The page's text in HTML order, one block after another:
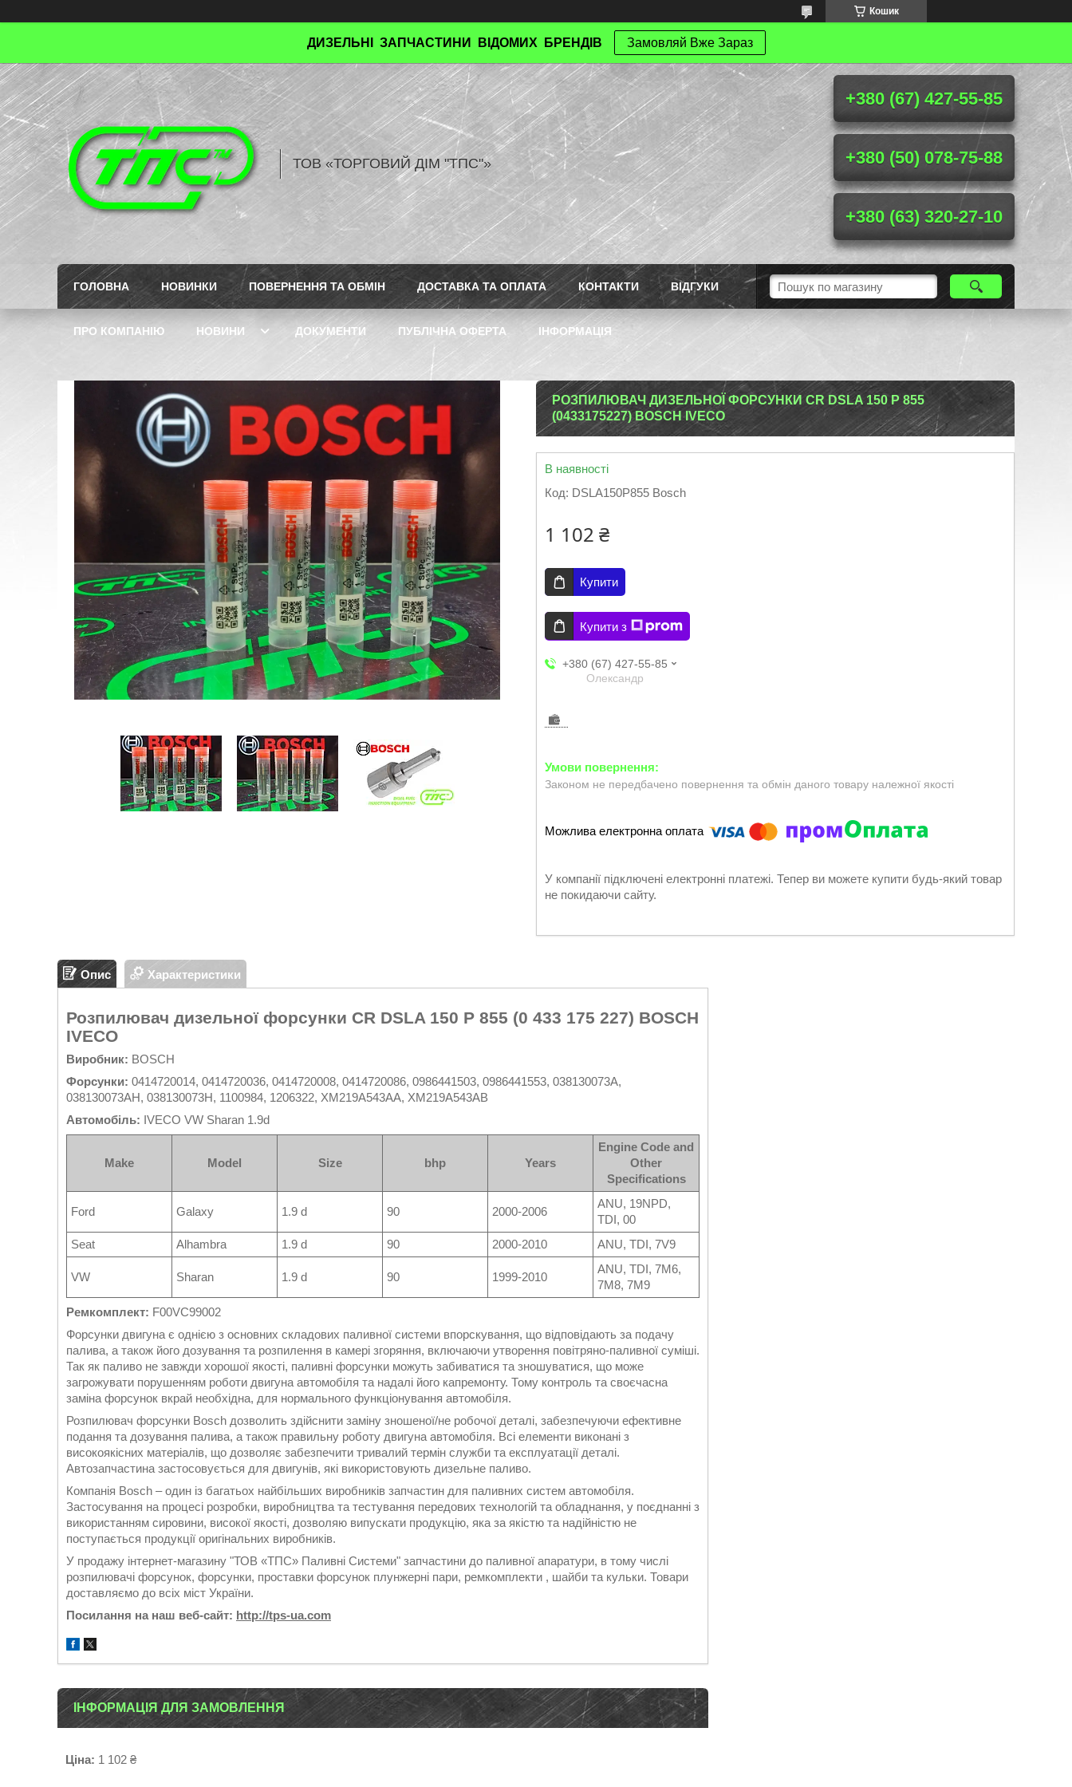
Кошик
ДИЗЕЛЬНІ ЗАПЧАСТИНИ ВІДОМИХ БРЕНДІВ Замовляй Вже Зараз
ТОВ «ТОРГОВИЙ ДІМ "ТПС"»
+380 (67) 427-55-85
+380 (50) 078-75-88
+380 (63) 320-27-10
ГОЛОВНА НОВИНКИ ПОВЕРНЕННЯ ТА ОБМІН ДОСТАВКА ТА ОПЛАТА КОНТАКТИ ВІДГУКИ
ПРО КОМПАНІЮ НОВИНИ ДОКУМЕНТИ ПУБЛІЧНА ОФЕРТА ІНФОРМАЦІЯ
РОЗПИЛЮВАЧ ДИЗЕЛЬНОЇ ФОРСУНКИ CR DSLA 150 P 855
(0433175227) BOSCH IVECO
В наявності
Код: DSLA150P855 Bosch
1 102 ₴
Купити
Купити з
+380 (67) 427-55-85
Олександр
Законом не передбачено повернення та обмін даного товару належної якості
У компанії підключені електронні платежі. Тепер ви можете купити будь-який товар
не покидаючи сайту.
Опис Характеристики
Розпилювач дизельної форсунки CR DSLA 150 P 855 (0 433 175 227) BOSCH
IVECO
Виробник: BOSCH
Форсунки: 0414720014, 0414720036, 0414720008, 0414720086, 0986441503, 0986441553, 038130073A,
038130073AH, 038130073H, 1100984, 1206322, XM219A543AA, XM219A543AB
Автомобіль: IVECO VW Sharan 1.9d
Make Model Size bhp Years
Engine Code and
Other
Specifications
Ford Galaxy 1.9 d 90 2000-2006
ANU, 19NPD,
TDI, 00
Seat
Alhambra 1.9 d 90 2000-2010 ANU, TDI, 7V9
VW Sharan 1.9 d 90 1999-2010
ANU, TDI, 7M6,
7M8, 7M9
Ремкомплект: F00VC99002
Форсунки двигуна є однією з основних складових паливної системи впорскування, що відповідають за подачу
палива, а також його дозування та розпилення в камері згоряння, включаючи утворення повітряно-паливної суміші.
Так як паливо не завжди хорошої якості, паливні форсунки можуть забиватися та зношуватися, що може
загрожувати порушенням роботи двигуна автомобіля та надалі його капремонту. Тому контроль та своєчасна
заміна форсунок вкрай необхідна, для нормального функціонування автомобіля.
Розпилювач форсунки Bosch дозволить здійснити заміну зношеної/не робочої деталі, забезпечуючи ефективне
подання та дозування палива, а також правильну роботу двигуна автомобіля. Всі елементи виконані з
високоякісних матеріалів, що дозволяє забезпечити тривалий термін служби та експлуатації деталі.
Автозапчастина застосовується для двигунів, які використовують дизельне паливо.
Компанія Bosch – один із багатьох найбільших виробників запчастин для паливних систем автомобіля.
Застосування на процесі розробки, виробництва та тестування передових технологій та обладнання, у поєднанні з
використанням сировини, високої якості, дозволяю випускати продукцію, яка за якістю та надійністю не
поступається продукції оригінальних виробників.
У продажу інтернет-магазину "ТОВ «ТПС» Паливні Системи" запчастини до паливної апаратури, в тому числі
розпилювачі форсунок, форсунки, проставки форсунок плунжерні пари, ремкомплекти , шайби та кульки. Товари
доставляємо до всіх міст України.
Посилання на наш веб-сайт: http://tps-ua.com
ІНФОРМАЦІЯ ДЛЯ ЗАМОВЛЕННЯ
Ціна: 1 102 ₴